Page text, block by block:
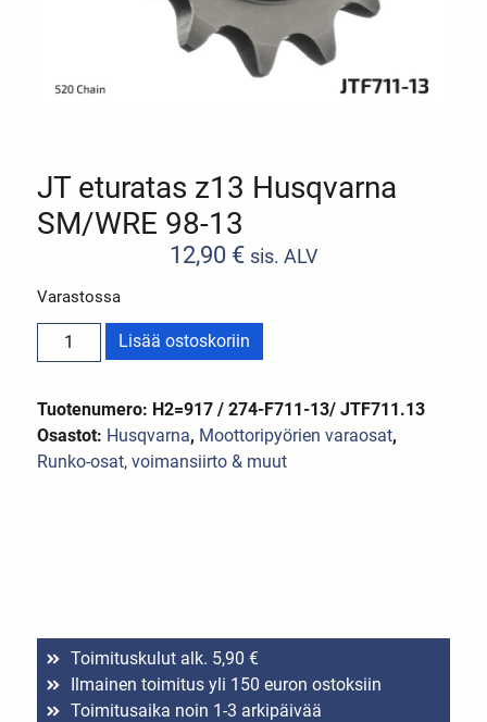
JT eturatas z13 Husqvarna
SM/WRE 98-13
12,90 € sis. ALV
Varastossa
Lisää ostoskoriin
Tuotenumero: H2=917 / 274-F711-13/ JTF711.13
Osastot: Husqvarna, Moottoripyörien varaosat,
Runko-osat, voimansiirto & muut
Toimituskulut alk. 5,90 €
Ilmainen toimitus yli 150 euron ostoksiin
Toimitusaika noin 1-3 arkipäivää